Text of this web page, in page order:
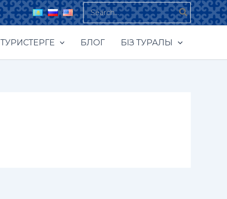
Search
for:
ТУРИСТЕРГЕ БЛОГ БІЗ ТУРАЛЫ